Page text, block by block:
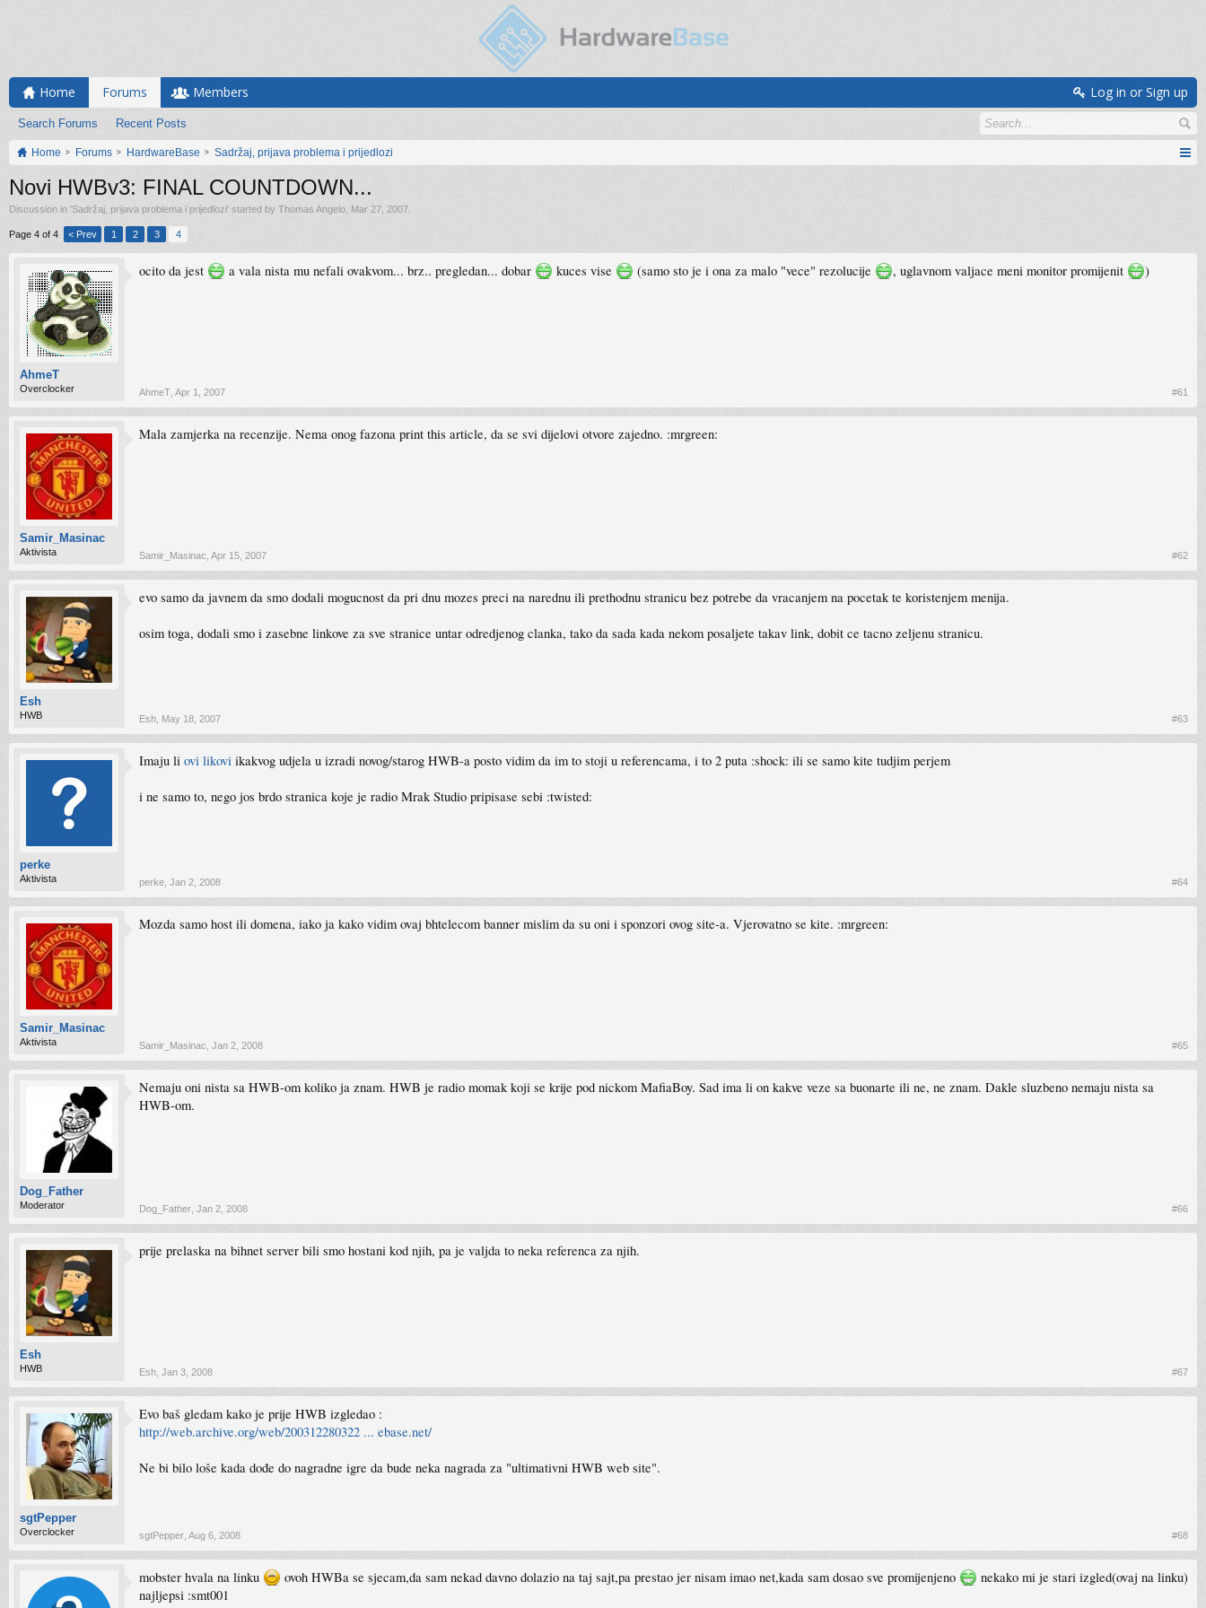
Home Forums
Search Forums Recent Posts
Members Log in or Sign up
Home Forums HardwareBase Sadržaj, prijava problema i prijedlozi
Novi HWBv3: FINAL COUNTDOWN...
Discussion in 'Sadržaj, prijava problema i prijedlozi' started by Thomas Angelo Mar 27, 2007
Page 4 of 4 < Prev 1 2 3 4
AhmeT
Overclocker
ocito da jest a vala nista mu nefali ovakvom... brz.. pregledan... dobar kuces vise (samo sto je i ona za malo "vece" rezolucije , uglavnom valjace meni monitor promijenit )
AhmeT Apr 1, 2007 #61
Samir_Masinac
Aktivista
Mala zamjerka na recenzije. Nema onog fazona print this article, da se svi dijelovi otvore zajedno. :mrgreen:
Samir_Masinac Apr 15, 2007 #62
Esh
HWB
evo samo da javnem da smo dodali mogucnost da pri dnu mozes preci na narednu ili prethodnu stranicu bez potrebe da vracanjem na pocetak te koristenjem menija.
osim toga, dodali smo i zasebne linkove za sve stranice untar odredjenog clanka, tako da sada kada nekom posaljete takav link, dobit ce tacno zeljenu stranicu.
Esh May 18, 2007 #63
perke
Aktivista
Imaju li ovi likovi ikakvog udjela u izradi novog/starog HWB-a posto vidim da im to stoji u referencama, i to 2 puta :shock: ili se samo kite tudjim perjem
i ne samo to, nego jos brdo stranica koje je radio Mrak Studio pripisase sebi :twisted:
perke Jan 2, 2008 #64
Samir_Masinac
Aktivista
Mozda samo host ili domena, iako ja kako vidim ovaj bhtelecom banner mislim da su oni i sponzori ovog site-a. Vjerovatno se kite. :mrgreen:
Samir_Masinac Jan 2, 2008 #65
Dog_Father
Moderator
Nemaju oni nista sa HWB-om koliko ja znam. HWB je radio momak koji se krije pod nickom MafiaBoy. Sad ima li on kakve veze sa buonarte ili ne, ne znam. Dakle sluzbeno nemaju nista sa
HWB-om.
Dog_Father Jan 2, 2008 #66
Esh
HWB
prije prelaska na bihnet server bili smo hostani kod njih, pa je valjda to neka referenca za njih.
Esh Jan 3, 2008 #67
sgtPepper
Overclocker
Evo baš gledam kako je prije HWB izgledao :
http://web.archive.org/web/200312280322 ... ebase.net/
Ne bi bilo loše kada dođe do nagradne igre da bude neka nagrada za "ultimativni HWB web site".
sgtPepper Aug 6, 2008 #68
mobster hvala na linku ovoh HWBa se sjecam,da sam nekad davno dolazio na taj sajt,pa prestao jer nisam imao net,kada sam dosao sve promijenjeno
nekako mi je stari izgled(ovaj na linku)
najljepsi :smt001